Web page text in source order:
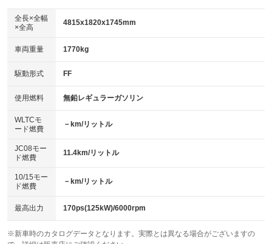
：装備なし
パワーウィンドウ
アイドリングストップ
：装備なし
USB入力端子
：装備なし
100V電源
：装備なし
センターデフロック
：装備なし
電動格納ミラー
：装備あり
：装備あり
革シート
キーレス
HID(キセノンライト)
：装備あり
バックカメラ
：装備あり
エアロ
：装備なし
：装備なし
パワーシート
ベンチシート
：装備なし
チップアップシート
：装備なし
：装備なし ：装備なし
全長×全幅
×全高
4815x1820x1745mm
車両重量 1770kg
駆動形式 FF
使用燃料 無鉛レギュラーガソリン
WLTCモ
ード燃費
－km/リットル
JC08モー
ド燃費
11.4km/リットル
10/15モー
ド燃費
－km/リットル
最高出力 170ps(125kW)/6000rpm
※新車時のカタログデータとなります。実際とは異なる場合がございますの